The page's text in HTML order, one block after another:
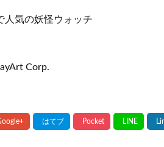
人気の妖怪ウォッチ
Corp.